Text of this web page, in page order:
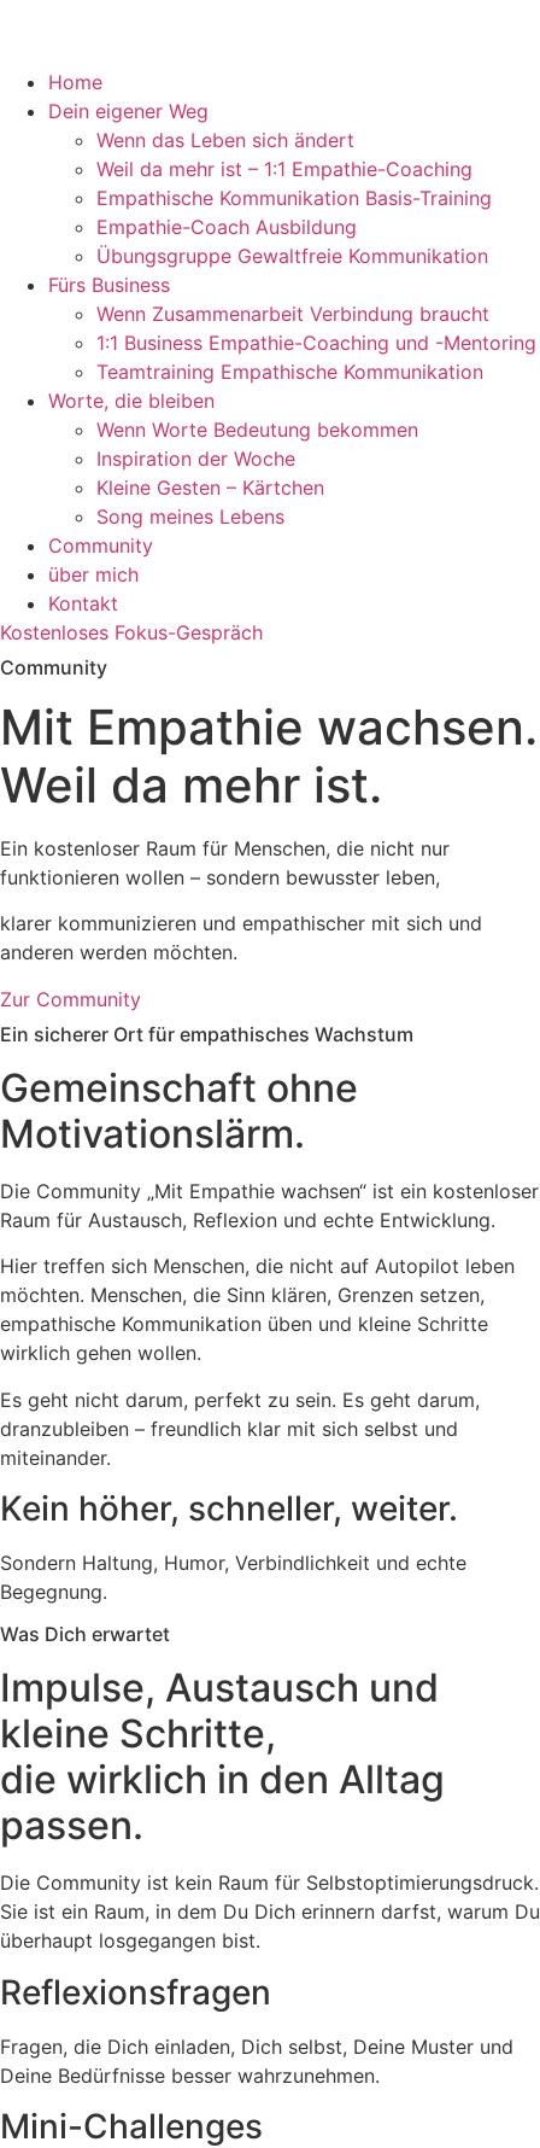
Home
Dein eigener Weg
Wenn das Leben sich ändert
Weil da mehr ist – 1:1 Empathie-Coaching
Empathische Kommunikation Basis-Training
Empathie-Coach Ausbildung
Übungsgruppe Gewaltfreie Kommunikation
Fürs Business
Wenn Zusammenarbeit Verbindung braucht
1:1 Business Empathie-Coaching und -Mentoring
Teamtraining Empathische Kommunikation
Worte, die bleiben
Wenn Worte Bedeutung bekommen
Inspiration der Woche
Kleine Gesten – Kärtchen
Song meines Lebens
Community
über mich
Kontakt
Kostenloses Fokus-Gespräch
Community
Mit Empathie wachsen.
Weil da mehr ist.
Ein kostenloser Raum für Menschen, die nicht nur
funktionieren wollen – sondern bewusster leben,
klarer kommunizieren und empathischer mit sich und
anderen werden möchten.
Zur Community
Ein sicherer Ort für empathisches Wachstum
Gemeinschaft ohne
Motivationslärm.
Die Community „Mit Empathie wachsen“ ist ein kostenloser
Raum für Austausch, Reflexion und echte Entwicklung.
Hier treffen sich Menschen, die nicht auf Autopilot leben
möchten. Menschen, die Sinn klären, Grenzen setzen,
empathische Kommunikation üben und kleine Schritte
wirklich gehen wollen.
Es geht nicht darum, perfekt zu sein. Es geht darum,
dranzubleiben – freundlich klar mit sich selbst und
miteinander.
Kein höher, schneller, weiter.
Sondern Haltung, Humor, Verbindlichkeit und echte
Begegnung.
Was Dich erwartet
Impulse, Austausch und
kleine Schritte,
die wirklich in den Alltag
passen.
Die Community ist kein Raum für Selbstoptimierungsdruck.
Sie ist ein Raum, in dem Du Dich erinnern darfst, warum Du
überhaupt losgegangen bist.
Reflexionsfragen
Fragen, die Dich einladen, Dich selbst, Deine Muster und
Deine Bedürfnisse besser wahrzunehmen.
Mini-Challenges